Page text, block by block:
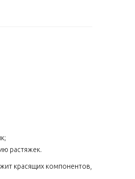
растяжек.
красящих компонентов,